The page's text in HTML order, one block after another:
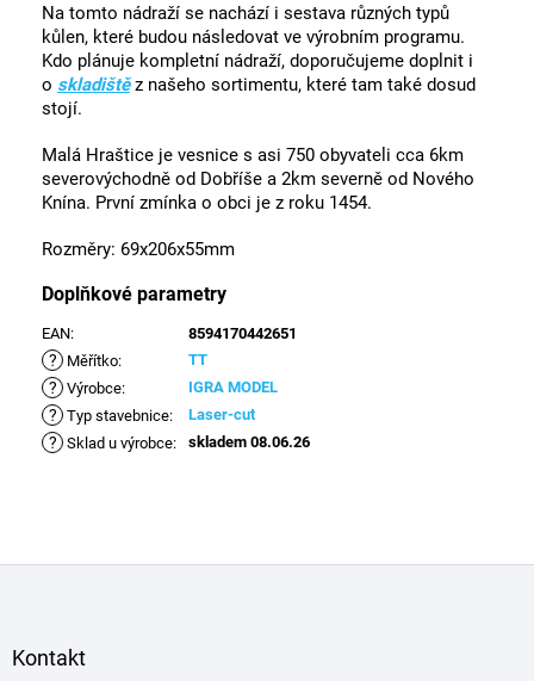
Na tomto nádraží se nachází i sestava různých typů
kůlen, které budou následovat ve výrobním programu.
Kdo plánuje kompletní nádraží, doporučujeme doplnit i
o skladištěz našeho sortimentu, které tam také dosud
stojí.
Malá Hraštice je vesnice s asi 750 obyvateli cca 6km
severovýchodně od Dobříše a 2km severně od Nového
Knína. První zmínka o obci je z roku 1454.
Rozměry: 69x206x55mm
Doplňkové parametry
EAN: 8594170442651
? Měřítko: TT
? Výrobce: IGRA MODEL
? Typ stavebnice: Laser-cut
? Sklad u výrobce: skladem 08.06.26
Kontakt